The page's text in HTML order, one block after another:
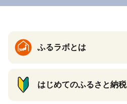
ふるラボとは
はじめてのふるさと納税